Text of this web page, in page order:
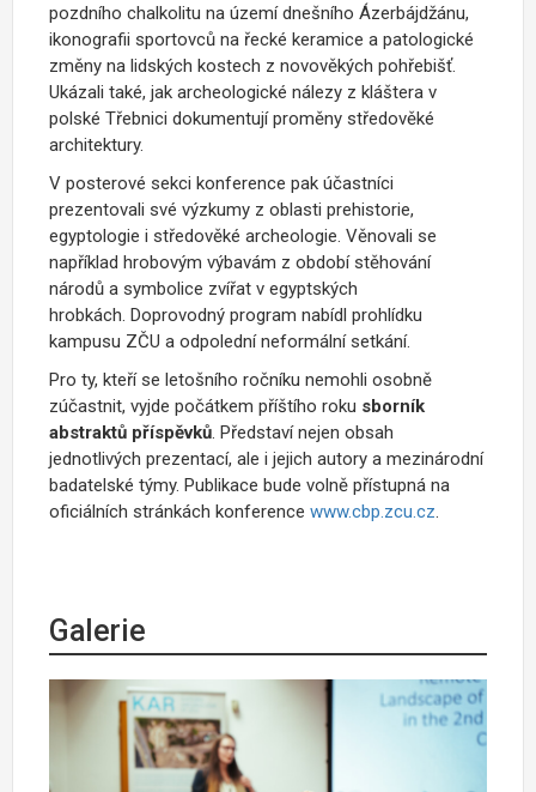
pozdního chalkolitu na území dnešního Ázerbájdžánu,
ikonografii sportovců na řecké keramice a patologické
změny na lidských kostech z novověkých pohřebišť.
Ukázali také, jak archeologické nálezy z kláštera v
polské Třebnici dokumentují proměny středověké
architektury.
V posterové sekci konference pak účastníci
prezentovali své výzkumy z oblasti prehistorie,
egyptologie i středověké archeologie. Věnovali se
například hrobovým výbavám z období stěhování
národů a symbolice zvířat v egyptských
hrobkách. Doprovodný program nabídl prohlídku
kampusu ZČU a odpolední neformální setkání.
Pro ty, kteří se letošního ročníku nemohli osobně
zúčastnit, vyjde počátkem příštího roku sborník
abstraktů příspěvků. Představí nejen obsah
jednotlivých prezentací, ale i jejich autory a mezinárodní
badatelské týmy. Publikace bude volně přístupná na
oficiálních stránkách konference www.cbp.zcu.cz.
Galerie